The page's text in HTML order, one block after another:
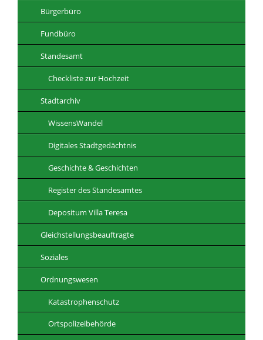
Bürgerbüro
Fundbüro
Standesamt
Checkliste zur Hochzeit
Stadtarchiv
WissensWandel
Digitales Stadtgedächtnis
Geschichte & Geschichten
Register des Standesamtes
Depositum Villa Teresa
Gleichstellungsbeauftragte
Soziales
Ordnungswesen
Katastrophenschutz
Ortspolizeibehörde